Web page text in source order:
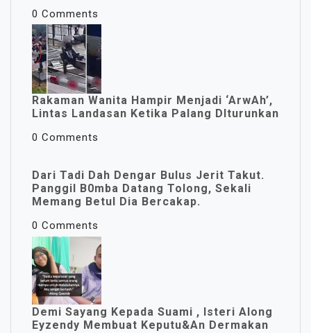
0 Comments
Rakaman Wanita Hampir Menjadi ‘ArwAh’,
Lintas Landasan Ketika Palang DIturunkan
0 Comments
Dari Tadi Dah Dengar Bulus Jerit Takut.
Panggil B0mba Datang Tolong, Sekali
Memang Betul Dia Bercakap.
0 Comments
Demi Sayang Kepada Suami , Isteri Along
Eyzendy Membuat Keputu&an Dermakan